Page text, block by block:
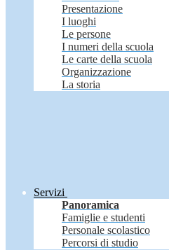
Presentazione
I luoghi
Le persone
I numeri della scuola
Le carte della scuola
Organizzazione
La storia
Servizi
Panoramica
Famiglie e studenti
Personale scolastico
Percorsi di studio